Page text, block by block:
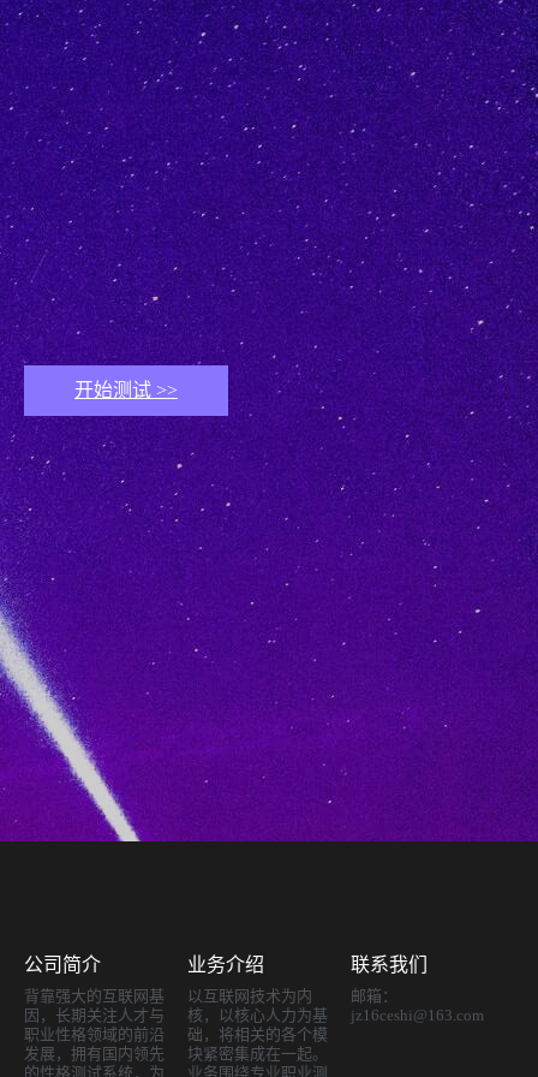
开始测试 >>
公司简介
背靠强大的互联网基
因，长期关注人才与
职业性格领域的前沿
发展，拥有国内领先
的性格测试系统，为
业务介绍
以互联网技术为内
核，以核心人力为基
础，将相关的各个模
块紧密集成在一起。
业务围绕专业职业测
联系我们
邮箱：
jz16ceshi@163.com